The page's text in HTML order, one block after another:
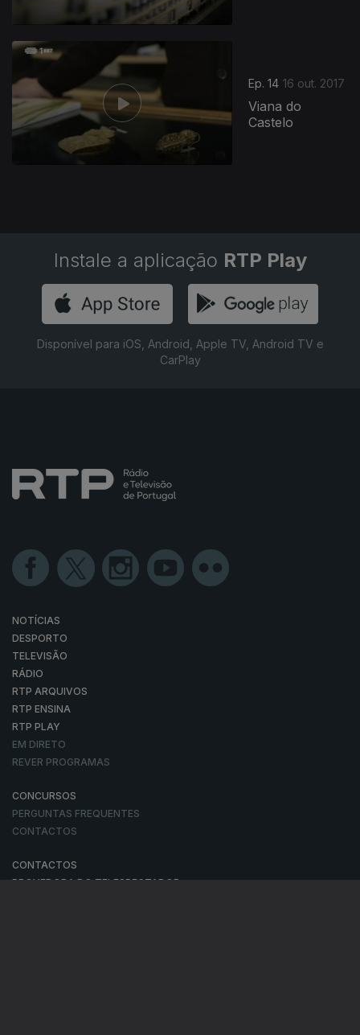
Ep. 14 16 out. 2017
Viana do
Castelo
311072
Instale a aplicação RTP Play
Disponível para iOS, Android, Apple TV, Android TV e
CarPlay
NOTÍCIAS
DESPORTO
TELEVISÃO
RÁDIO
RTP ARQUIVOS
RTP ENSINA
RTP PLAY
EM DIRETO
REVER PROGRAMAS
CONCURSOS
PERGUNTAS FREQUENTES
CONTACTOS
CONTACTOS
PROVEDORA DO TELESPECTADOR